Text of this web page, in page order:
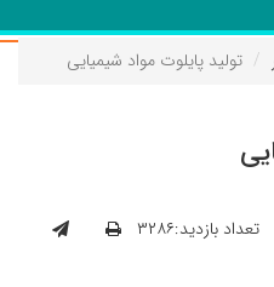
تولید پایلوت مواد شیمیایی
تعداد بازدید:۳۲۸۶